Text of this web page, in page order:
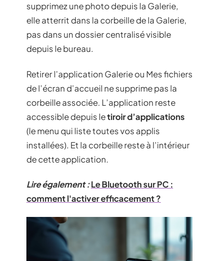
supprimez une photo depuis la Galerie,
elle atterrit dans la corbeille de la Galerie,
pas dans un dossier centralisé visible
depuis le bureau.
Retirer l’application Galerie ou Mes fichiers
de l’écran d’accueil ne supprime pas la
corbeille associée. L’application reste
accessible depuis letiroir d’applications
(le menu qui liste toutes vos applis
installées). Et la corbeille reste à l’intérieur
de cette application.
Lire également :Le Bluetooth sur PC :
comment l'activer efficacement ?